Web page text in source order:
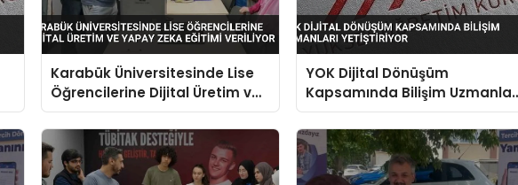
Karabük Üniversitesinde Lise
Öğrencilerine Dijital Üretim ve
Yapay Zeka Eğitimi Veriliyor
YOK Dijital Dönüşüm
Kapsamında Bilişim
Yetiştiriyor